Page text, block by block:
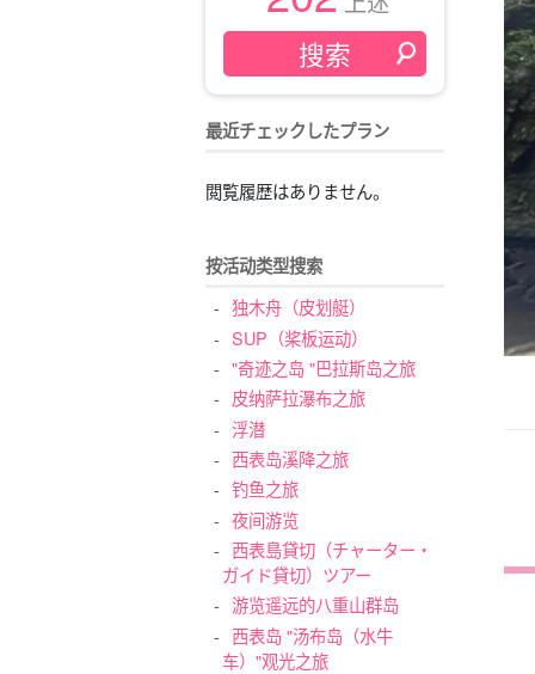
最近チェックしたプラン
閲覧履歴はありません。
按活动类型搜索
独木舟（皮划艇）
SUP（桨板运动）
"奇迹之岛 "巴拉斯岛之旅
皮纳萨拉瀑布之旅
浮潜
西表岛溪降之旅
钓鱼之旅
夜间游览
西表島貸切（チャーター・
ガイド貸切）ツアー
游览遥远的八重山群岛
西表岛 "汤布岛（水牛
车）"观光之旅